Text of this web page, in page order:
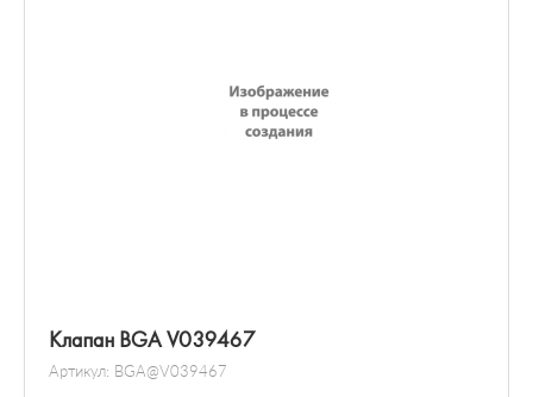
Клапан BGA V039467
Артикул: BGA@V039467